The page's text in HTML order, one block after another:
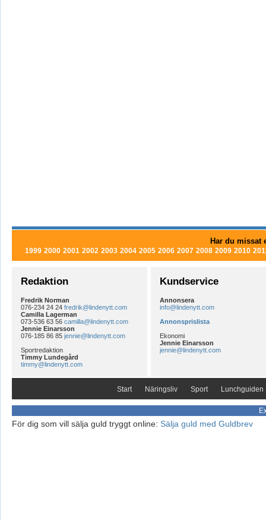
Har du missat
1999 2000 2001 2002 2003 2004 2005 2006 2007 2008 2009 2010
Redaktion
Fredrik Norman
076-234 24 24 fredrik@lindenytt.com
Camilla Lagerman
073-536 63 56 camilla@lindenytt.com
Jennie Einarsson
076-185 86 85 jennie@lindenytt.com
Sportredaktion
Timmy Lundegård
timmy@lindenytt.com
Kundservice
Annonsera
info@lindenytt.com
Annonsprislista
Ekonomi
Jennie Einarsson
jennie@lindenytt.com
Start Näringsliv Sport Lunchguiden
För dig som vill sälja guld tryggt online: Sälja guld med Guldbrev